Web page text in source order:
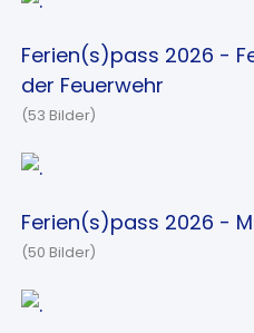
Ferien(s)pass 2026 -
der Feuerwehr
(53 Bilder)
Ferien(s)pass 2026 -
(50 Bilder)